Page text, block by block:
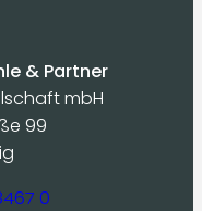
& Partner
mbH
99
0